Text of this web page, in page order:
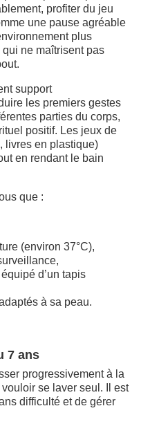
profiter du jeu
une pause agréable
plus
ne maîtrisent pas
support
les premiers gestes
parties du corps,
positif. Les jeux de
livres en plastique)
en rendant le bain
que :
(environ 37°C),
d’un tapis
à sa peau.
7 ans
progressivement à la
se laver seul. Il est
difficulté et de gérer